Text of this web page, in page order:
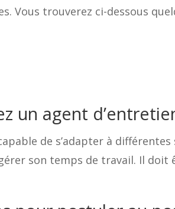
Vous trouverez ci-dessous
un agent
de s’adapter à
son temps de travail. Il doit